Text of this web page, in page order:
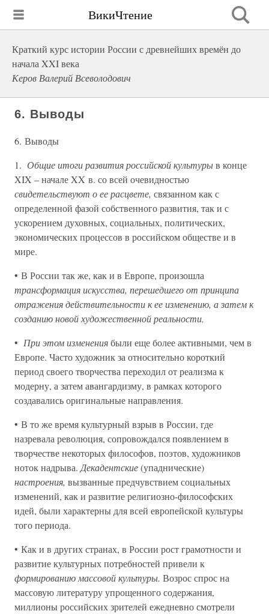
ВикиЧтение
Краткий курс истории России с древнейших времён до
начала XXI века
Керов Валерий Всеволодович
6. Выводы
6. Выводы
1. Общие итоги развития российской культурыв конце
XIX – начале XX в. со всей очевидностью
свидетельствуют о ее расцвете, связанном как с
определенной фазой собственного развития, так и с
ускорением духовных, социальных, политических,
экономических процессов в российском обществе и в
мире.
• В России так же, как и в Европе, произошла
трансформация искусства, перешедшего от принципа
отражения действительности к ее изменению, а затем к
созданию новой художественной реальности.
• При этом изменениябыли еще более активными, чем в
Европе. Часто художник за относительно короткий
период своего творчества переходил от реализма к
модерну, а затем авангардизму, в рамках которого
создавались оригинальные направления.
• В то же время культурный взрыв в России, где
назревала революция, сопровождался появлением в
творчестве некоторых философов, поэтов, художников
ноток надрыва. Декадентские(упаднические)
настроения, вызванные предчувствием социальных
изменений, как и развитие религиозно-философских
идей, были характерны для всей европейской культуры
того периода.
• Как и в других странах, в России рост грамотности и
развитие культурных потребностей привели к
формированию массовой культуры. Возрос спрос на
массовую литературу упрощенного содержания,
миллионы российских зрителей ежедневно смотрели